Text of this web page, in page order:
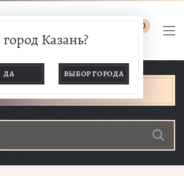
0
Казань?
ДА ВЫБОР ГОРОДА